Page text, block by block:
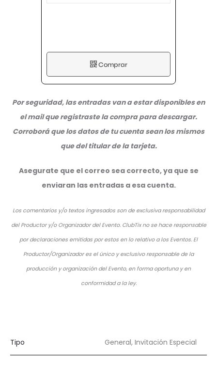
Comprar
Por seguridad, las entradas van a estar disponibles en
el mail que registraste la compra para descargar.
Corroborá que los datos de tu cuenta sean los mismos
que del titular de la tarjeta.
Asegurate que el correo sea correcto, ya que se
enviaran las entradas a esa cuenta.
Los comentarios y/o textos ingresados son de exclusiva responsabilidad
del Productor y/o Organizador del Evento. ClubTix no se hace responsable
por declaraciones emitidas por estos en lo relativo a los Eventos. El
Productor/Organizador es el único y exclusivo responsable de la
producción y organización del Evento, en forma oportuna y en
conformidad a la ley.
Tipo General, Invitación Especial